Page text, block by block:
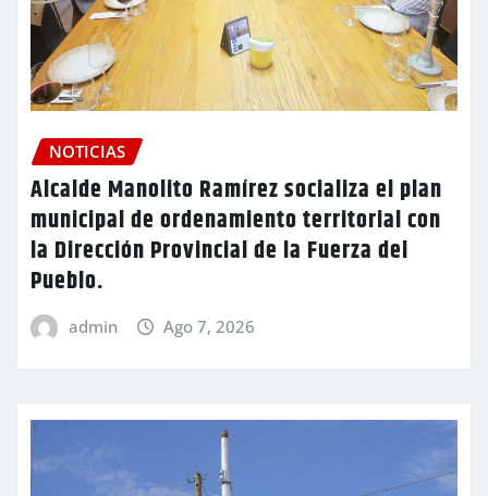
NOTICIAS
Alcalde Manolito Ramírez socializa el plan
municipal de ordenamiento territorial con
la Dirección Provincial de la Fuerza del
Pueblo.
admin Ago 7, 2026